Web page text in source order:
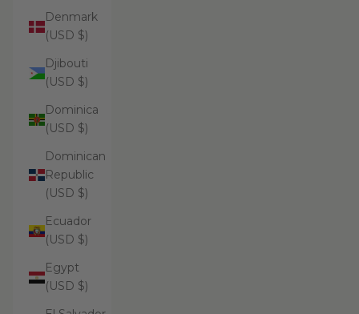
Denmark
(USD $)
Djibouti
(USD $)
Dominica
(USD $)
Dominican
Republic
(USD $)
Ecuador
(USD $)
Egypt
(USD $)